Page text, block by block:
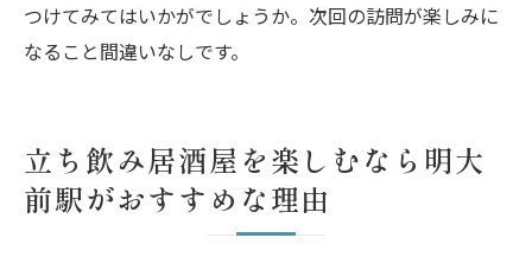
つけてみてはいかがでしょうか。次回の訪問が楽しみに
なること間違いなしです。
立ち飲み居酒屋を楽しむなら明大
前駅がおすすめな理由